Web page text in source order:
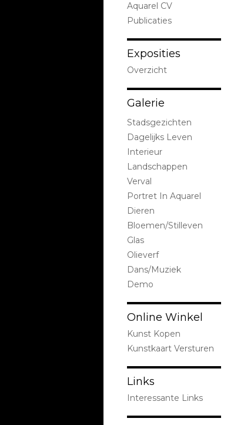
Aquarel CV
Publicaties
Exposities
Overzicht
Galerie
Stadsgezichten
Dagelijks Leven
Interieur
Landschappen
Verval
Portret In Aquarel
Dieren
Bloemen/stilleven
Glas
Olieverf
Dans/Muziek
Demo
Online Winkel
Kunst Kopen
Kunstkaart Versturen
Links
Interessante Links